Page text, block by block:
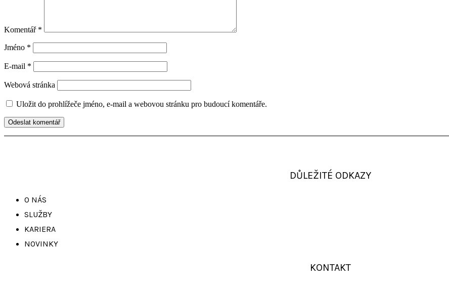
Komentář *
Jméno *
E-mail *
Webová stránka
Uložit do prohlížeče jméno, e-mail a webovou stránku pro budoucí komentáře.
DŮLEŽITÉ ODKAZY
O NÁS
SLUŽBY
KARIERA
NOVINKY
KONTAKT